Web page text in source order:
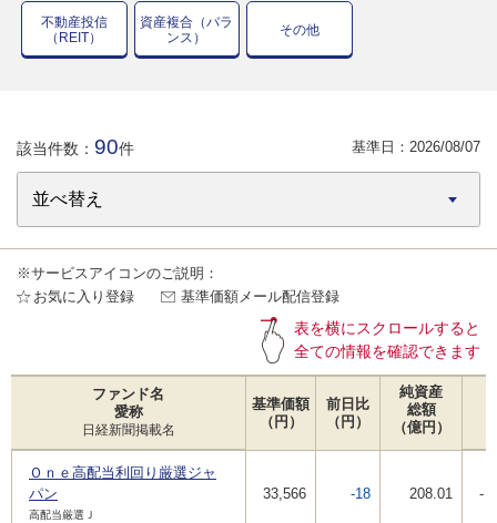
不動産投信
（REIT）
資産複合（バラ
ンス）
その他
該当件数： 90件 基準日： 2026/08/07
※サービスアイコンのご説明：
お気に入り登録
基準価額メール配信登録
表を横にスクロールすると
全ての情報を確認できます
ファンド名
愛称
日経新聞掲載名
基準価額
（円）
前日比
（円）
純資産
総額
（億円）
Ｏｎｅ高配当利回り厳選ジャ
パン
高配当厳選Ｊ
33,566 -18 208.01 -